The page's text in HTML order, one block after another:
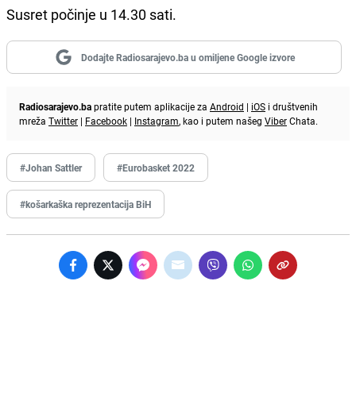
Susret počinje u 14.30 sati.
Dodajte Radiosarajevo.ba u omiljene Google izvore
Radiosarajevo.bapratite putem aplikacije za Android | iOS i društvenih
mreža Twitter | Facebook | Instagram, kao i putem našeg ViberChata.
#Johan Sattler #Eurobasket 2022
#košarkaška reprezentacija BiH